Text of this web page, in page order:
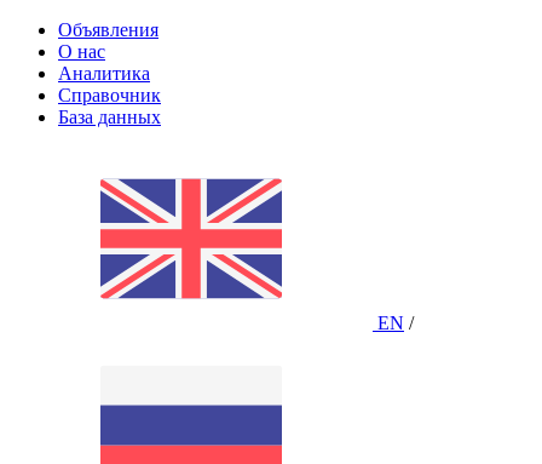
Объявления
О нас
Аналитика
Справочник
База данных
EN /